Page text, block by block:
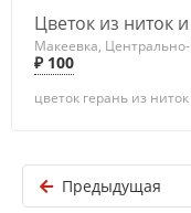
Цветок из ниток
Макеевка,
₽ 100
цветок герань из
Предыдущая